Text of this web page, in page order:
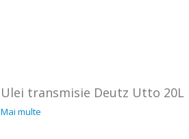
Ulei transmisie Deutz Utto 20L
Mai multe